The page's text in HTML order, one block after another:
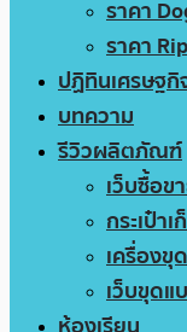
ราคา
ราคา
ปฏิทินเศรษฐกิ
บทความ
รีวิวผลิตภัณฑ์
เว็บซื้อข
กระเป๋า
เครื่องขุด
เว็บขุดแ